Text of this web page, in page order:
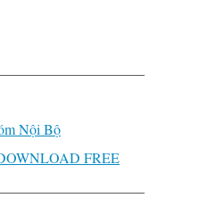
Nội Bộ
FREE